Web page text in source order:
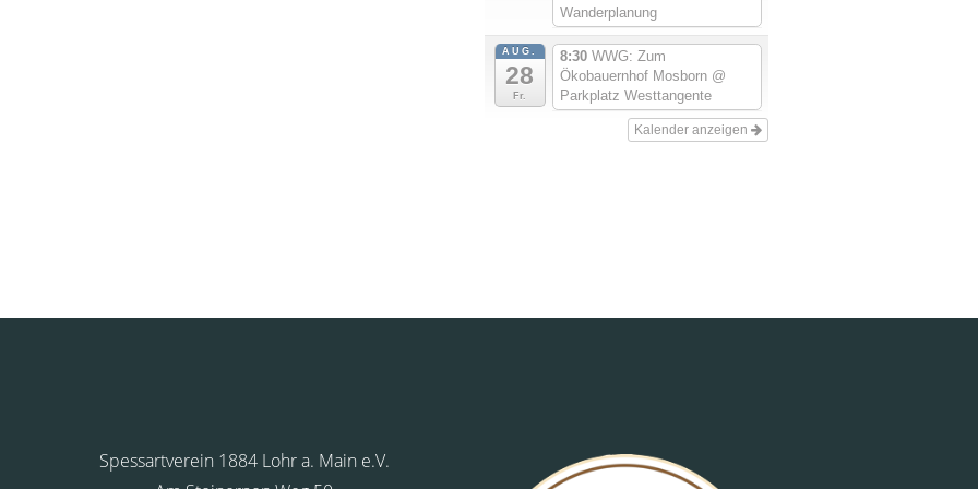
Wanderplanung
AUG.
28
Fr.
8:30 WWG: Zum
Ökobauernhof Mosborn @
Parkplatz Westtangente
Kalender anzeigen
Spessartverein 1884 Lohr a. Main e.V.